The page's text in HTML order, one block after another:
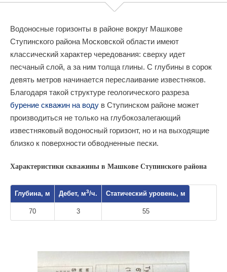
Водоносные горизонты в районе вокруг Машкове
Ступинского района Московской области имеют
классический характер чередования: сверху идет
песчаный слой, а за ним толща глины. С глубины в сорок
девять метров начинается переслаивание известняков.
Благодаря такой структуре геологического разреза
бурение скважин на воду в Ступинском районе может
производиться не только на глубокозалегающий
известняковый водоносный горизонт, но и на выходящие
близко к поверхности обводненные пески.
Характеристики скважины в Машкове Ступинского района
Глубина, м Дебет, м3/ч. Статический уровень, м
70 3 55